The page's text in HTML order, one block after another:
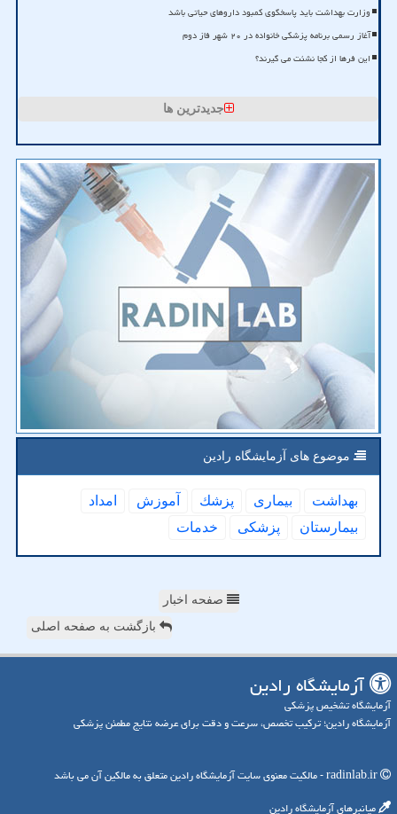
وزارت بهداشت باید پاسخگوی کمبود داروهای حیاتی باشد
آغاز رسمی برنامه پزشکی خانواده در ۲۰ شهر فاز دوم
این فرها از کجا نشئت می گیرند؟
جدیدترین ها
موضوع های آزمایشگاه رادین
بهداشت بیماری پزشك آموزش
امداد
بیمارستان
پزشكی خدمات
صفحه اخبار
بازگشت به صفحه اصلی
آزمایشگاه رادین
آزمایشگاه تشخیص پزشکی
آزمایشگاه رادین؛ ترکیب تخصص، سرعت و دقت برای عرضه نتایج مطمئن پزشکی
میانبرهای آزمایشگاه رادین